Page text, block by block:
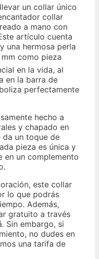
un collar único
collar
a mano con
artículo cuenta
una hermosa perla
como pieza
en la vida, al
en la barra de
perfectamente
hecho a
y chapado en
da un toque de
pieza es única y
en un complemento
este collar
lo que podrás
Además,
gratuito a través
Sin embargo, si
no dudes en
una tarifa de